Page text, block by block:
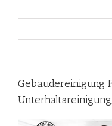
Gebäudereinigung